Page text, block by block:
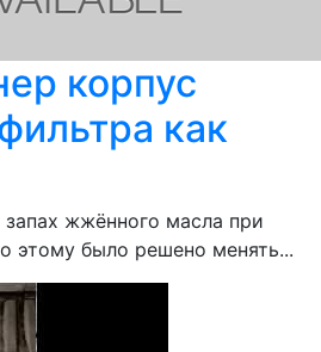
корпус
как
жжённого масла при
этому было решено менять...